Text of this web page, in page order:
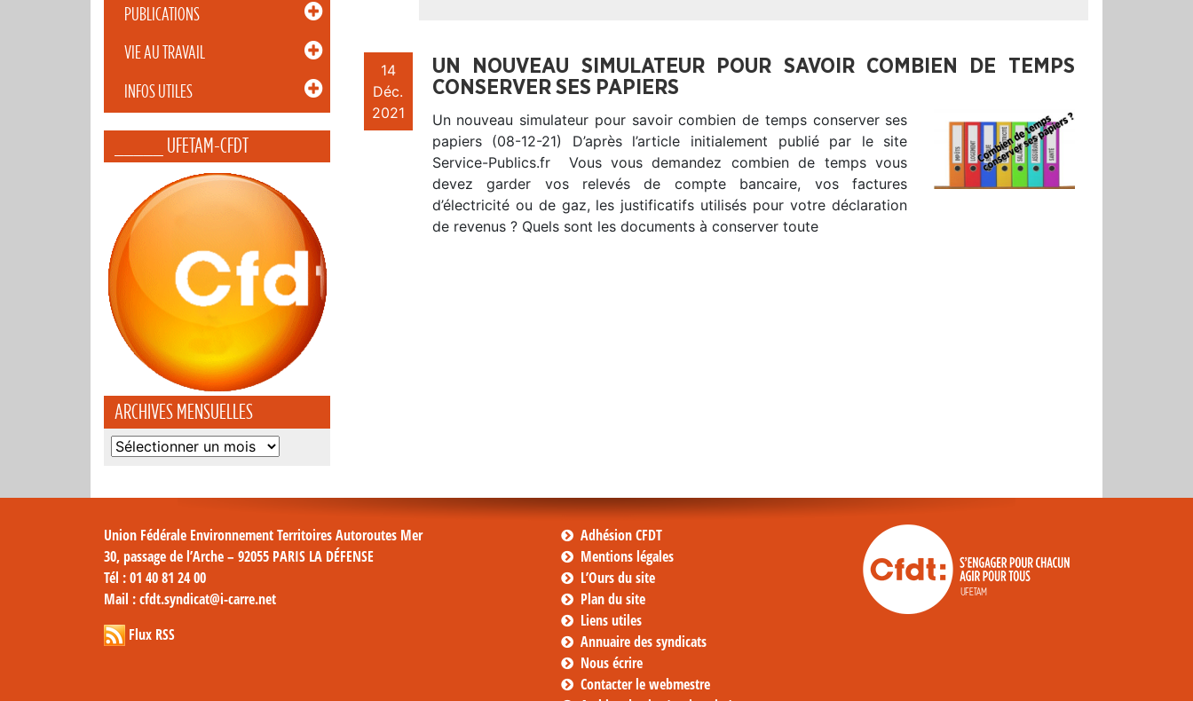
PUBLICATIONS
VIE AU TRAVAIL
INFOS UTILES
_____ UFETAM-CFDT
ARCHIVES MENSUELLES
Archives
14
Déc.
2021
UN NOUVEAU SIMULATEUR POUR SAVOIR COMBIEN DE TEMPS
CONSERVER SES PAPIERS
Un nouveau simulateur pour savoir combien de temps conserver ses
papiers (08-12-21) D’après l’article initialement publié par le site
Service-Publics.fr Vous vous demandez combien de temps vous
devez garder vos relevés de compte bancaire, vos factures
d’électricité ou de gaz, les justificatifs utilisés pour votre déclaration
de revenus ? Quels sont les documents à conserver toute
Union Fédérale Environnement Territoires Autoroutes Mer
30, passage de l’Arche – 92055 PARIS LA DÉFENSE
Tél : 01 40 81 24 00
Mail : cfdt.syndicat@i-carre.net
Flux RSS
Adhésion CFDT
Mentions légales
L’Ours du site
Plan du site
Liens utiles
Annuaire des syndicats
Nous écrire
Contacter le webmestre